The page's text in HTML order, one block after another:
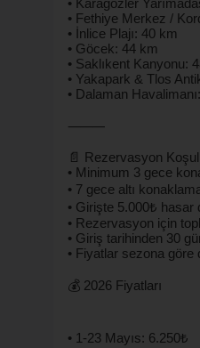
• Fethiye Merkez /
• İnlice Plajı: 40 km
• Göcek: 44 km
• Saklıkent Kanyonu:
• Yakapark & Tlos
• Dalaman
⸻
📄 Rezervasyon
• Minimum 3 gece
• 7 gece altı
• Girişte 5.000₺ hasar
• Rezervasyon için
• Giriş tarihinden 30
• Fiyatlar sezona
💰 2026 Fiyatları
• 1-23 Mayıs: 6.250₺